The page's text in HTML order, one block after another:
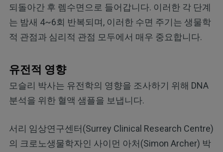
되돌아간 후 렘수면으로 들어갑니다. 이러한 각 단계
는 밤새 4~6회 반복되며, 이러한 수면 주기는 생물학
적 관점과 심리적 관점 모두에서 매우 중요합니다.
유전적 영향
모슬리 박사는 유전학의 영향을 조사하기 위해 DNA
분석을 위한 혈액 샘플을 보냅니다.
서리 임상연구센터(Surrey Clinical Research Centre)
의 크로노생물학자인 사이먼 아처(Simon Archer) 박